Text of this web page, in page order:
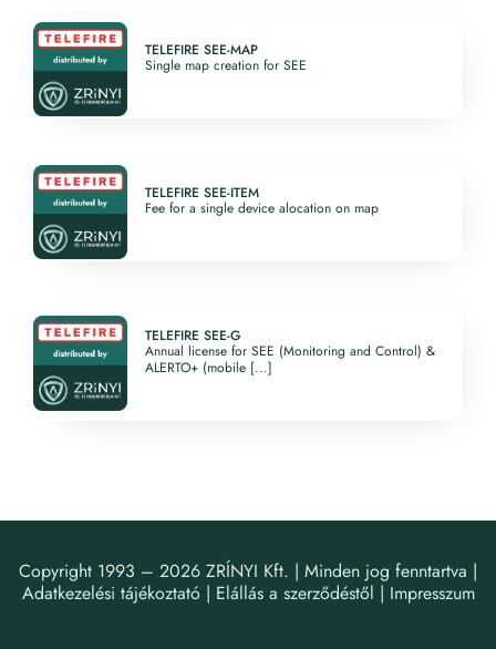
TELEFIRE SEE-MAP
Single map creation for SEE
TELEFIRE SEE-ITEM
Fee for a single device alocation on map
TELEFIRE SEE-G
Annual license for SEE (Monitoring and Control) &
ALERTO+ (mobile [...]
Copyright 1993 – 2026 ZRÍNYI Kft. | Minden jog fenntartva |
Adatkezelési tájékoztató| Elállás a szerződéstől | Impresszum